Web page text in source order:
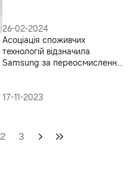
26-02-2024
Асоціація споживчих
технологій відзначила
Samsung за переосмислення
17-11-2023
2 3